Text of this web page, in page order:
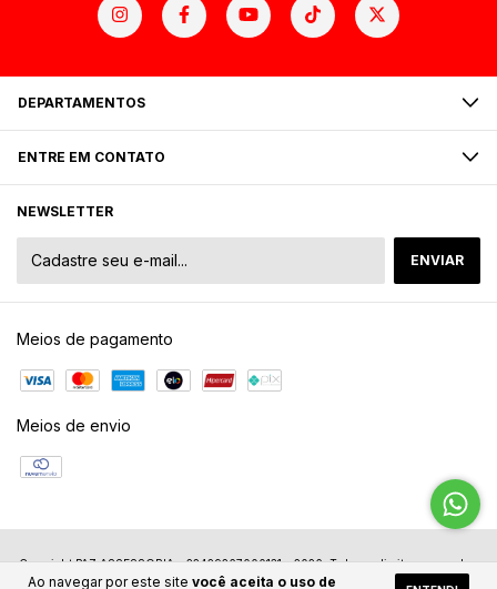
Ao navegar por este site você aceita o uso de
DEPARTAMENTOS
ENTRE EM CONTATO
NEWSLETTER
Meios de pagamento
Meios de envio
Copyright PAZ ASSESSORIA - 22429267000131 - 2026. Todos os direitos reservados.